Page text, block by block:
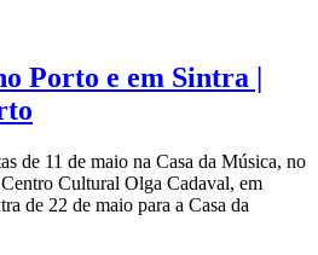
Porto e em Sintra |
de 11 de maio na Casa da Música, no
Cultural Olga Cadaval, em
de 22 de maio para a Casa da